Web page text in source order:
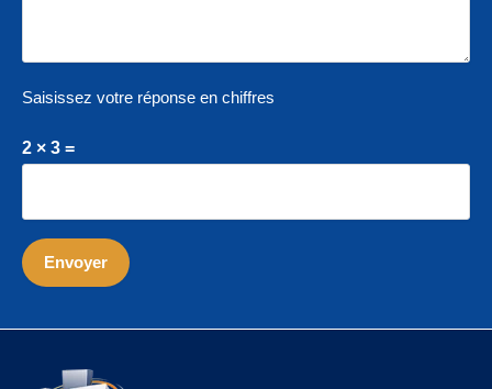
Saisissez votre réponse en chiffres
2 × 3 =